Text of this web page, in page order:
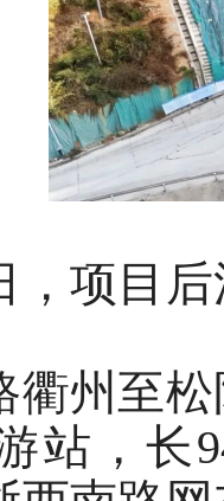
项目后
至松
站，长